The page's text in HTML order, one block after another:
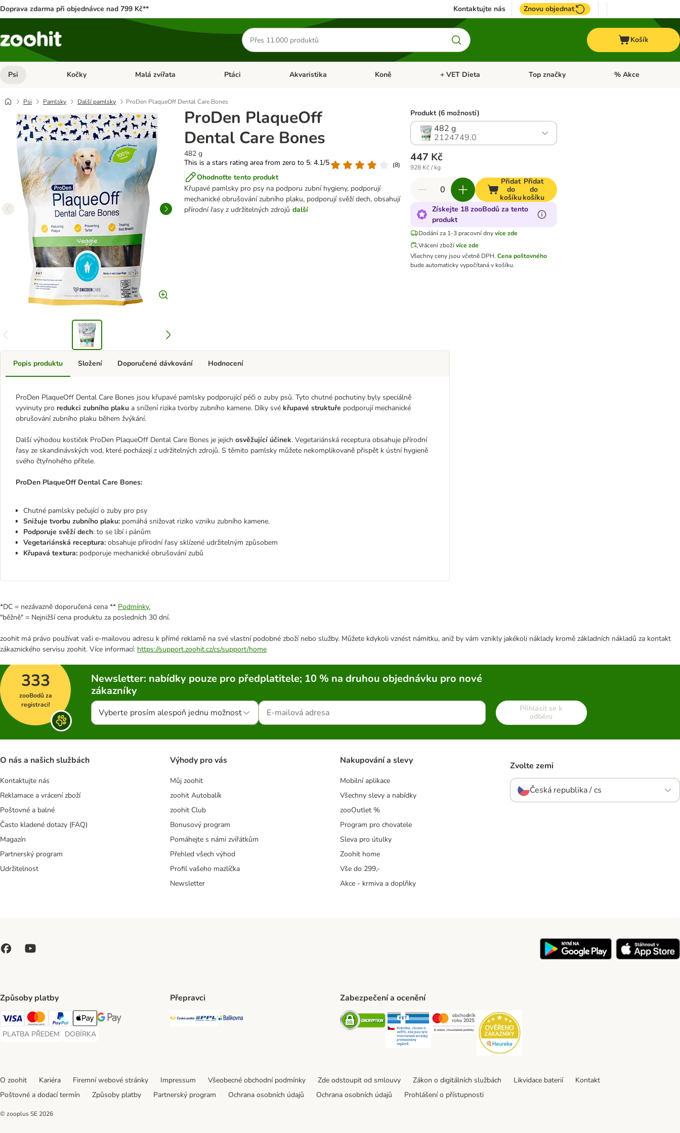
Doprava zdarma při objednávce nad 799 Kč** Kontaktujte nás Znovu objednat
Hledat
produkty
Košík
Psi Otevřít menu: Psi
Kočky Otevřít menu: Kočky
Malá zvířata Otevřít menu: Malá zvířata
Ptáci Otevřít menu: Ptáci
Akvaristika Otevřít menu: Akvaristika
Koně Otevřít menu: Koně
+ VET Dieta Otevřít menu: + VET Dieta
Top značky Otevřít menu: Top
% Akce
Psi Pamlsky Další pamlsky ProDen PlaqueOff Dental Care Bones
ProDen PlaqueOff
Dental Care Bones
482 g
This is a stars rating area from zero to 5: 4.1/5
(8)
Ohodnoťte tento produkt
Křupavé pamlsky pro psy na podporu zubní hygieny, podporují
mechanické obrušování zubního plaku, podporují svěží dech, obsahují
přírodní řasy z udržitelných zdrojů další
Produkt (6 možností)
482 g
2124749.0
447 Kč
928 Kč / kg
Přidat
do
košíku
Přidat
do
košíku
Získejte 18 zooBodů za tento
produkt
Dodání za 1-3 pracovní dnyvíce zde
Vrácení zbožívíce zde
Všechny ceny jsou včetně DPH. Cena poštovného
bude automaticky vypočítaná v košíku.
Popis produktu
ProDen PlaqueOff Dental Care Bones jsou křupavé pamlsky podporující péči o zuby psů. Tyto chutné pochutiny byly speciálně
vyvinuty pro redukci zubního plaku a snížení rizika tvorby zubního kamene. Díky své křupavé struktuře podporují mechanické
obrušování zubního plaku během žvýkání.
Další výhodou kostiček ProDen PlaqueOff Dental Care Bones je jejich osvěžující účinek. Vegetariánská receptura obsahuje přírodní
řasy ze skandinávských vod, které pocházejí z udržitelných zdrojů. S těmito pamlsky můžete nekomplikovaně přispět k ústní hygieně
svého čtyřnohého přítele.
ProDen PlaqueOff Dental Care Bones:
Chutné pamlsky pečující o zuby pro psy
Snižuje tvorbu zubního plaku: pomáhá snižovat riziko vzniku zubního kamene.
Podporuje svěží dech: to se líbí i pánům
Vegetariánská receptura: obsahuje přírodní řasy sklízené udržitelným způsobem
Křupavá textura: podporuje mechanické obrušování zubů
Složení Doporučené dávkování Hodnocení
*DC = nezávazně doporučená cena ** Podmínky.
"běžně" = Nejnižší cena produktu za posledních 30 dní.
zoohit má právo používat vaši e-mailovou adresu k přímé reklamě na své vlastní podobné zboží nebo služby. Můžete kdykoli vznést námitku, aniž by vám vznikly jakékoli náklady kromě základních nákladů za kontakt
zákaznického servisu zoohit. Více informací: https://support.zoohit.cz/cs/support/home
333
zooBodů za
registraci!
Newsletter: nabídky pouze pro předplatitele; 10 % na druhou objednávku pro nové
zákazníky
Vyberte prosím alespoň jednu možnost
Přihlásit se k
odběru
O nás a našich službách
Kontaktujte nás
Reklamace a vrácení zboží
Poštovné a balné
Často kladené dotazy (FAQ)
Magazín
Partnerský program
Udržitelnost
Výhody pro vás
Můj zoohit
zoohit Autobalík
zoohit Club
Bonusový program
Pomáhejte s námi zvířátkům
Přehled všech výhod
Profil vašeho mazlíčka
Newsletter
Nakupování a slevy
Mobilní aplikace
Všechny slevy a nabídky
zooOutlet %
Program pro chovatele
Sleva pro útulky
Zoohit home
Vše do 299,-
Akce - krmiva a doplňky
Zvolte zemi
Česká republika / cs
Způsoby platby
Visa Payment Method
Mastercard Payment Method
PayPal Payment Method
Apple pay Payment Method
GooglePay Payment Method
PLATBA PŘEDEM
PLATBA PŘEDEM Payment Method
DOBÍRKA
DOBÍRKA Payment Method
Přepravci
Česká pošta Shipping Method
PPL Shipping Method
Balíkovna Shipping Method
Zabezpečení a ocenění
Security Security Security
O zoohit Kariéra Firemní webové stránky Impressum Všeobecné obchodní podmínky Zde odstoupit od smlouvy Zákon o digitálních službách Likvidace baterií
Kontakt
Poštovné a dodací termín
Způsoby platby Partnerský program Ochrana osobních údajů Ochrana osobních údajů Prohlášení o přístupnosti
© zooplus SE 2026